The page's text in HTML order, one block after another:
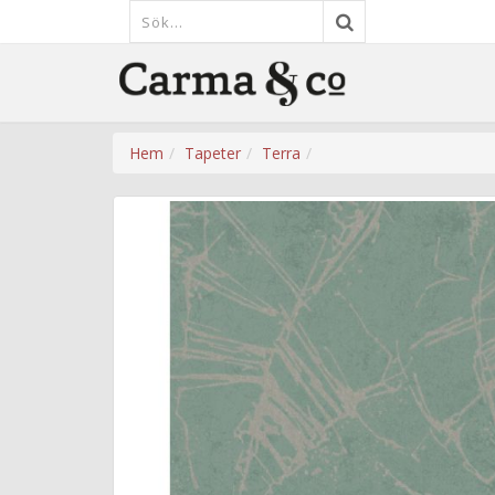
Hem Tapeter Terra